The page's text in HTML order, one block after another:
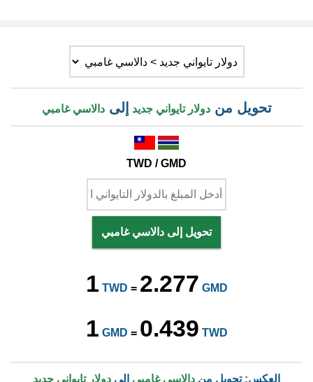
تحويل مندولار تايواني جديد إلىدالاسي غامبي
TWD / GMD
تحويل إلى دالاسي غامبي
1 TWD = 2.277 GMD
1 GMD = 0.439 TWD
العكس: تحويل من دالاسي غامبي إلى دولار تايواني جديد